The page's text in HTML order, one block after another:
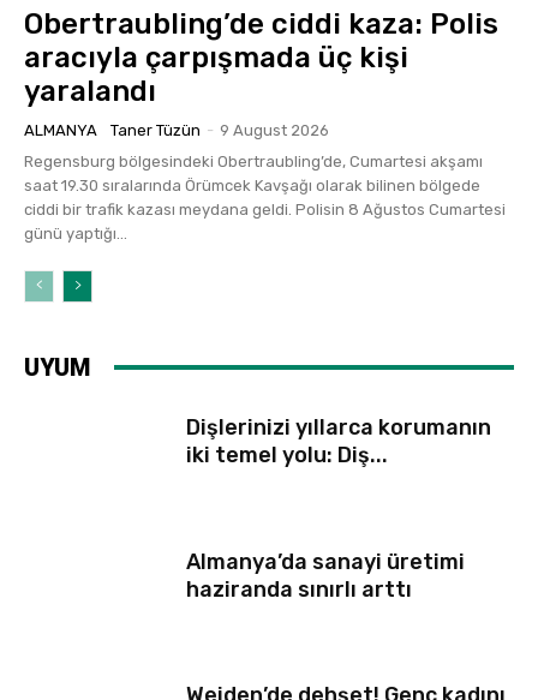
Obertraubling’de ciddi kaza: Polis
aracıyla çarpışmada üç kişi
yaralandı
ALMANYA Taner Tüzün - 9 August 2026
Regensburg bölgesindeki Obertraubling’de, Cumartesi akşamı
saat 19.30 sıralarında Örümcek Kavşağı olarak bilinen bölgede
ciddi bir trafik kazası meydana geldi. Polisin 8 Ağustos Cumartesi
günü yaptığı...
UYUM
Dişlerinizi yıllarca korumanın
iki temel yolu: Diş...
Almanya’da sanayi üretimi
haziranda sınırlı arttı